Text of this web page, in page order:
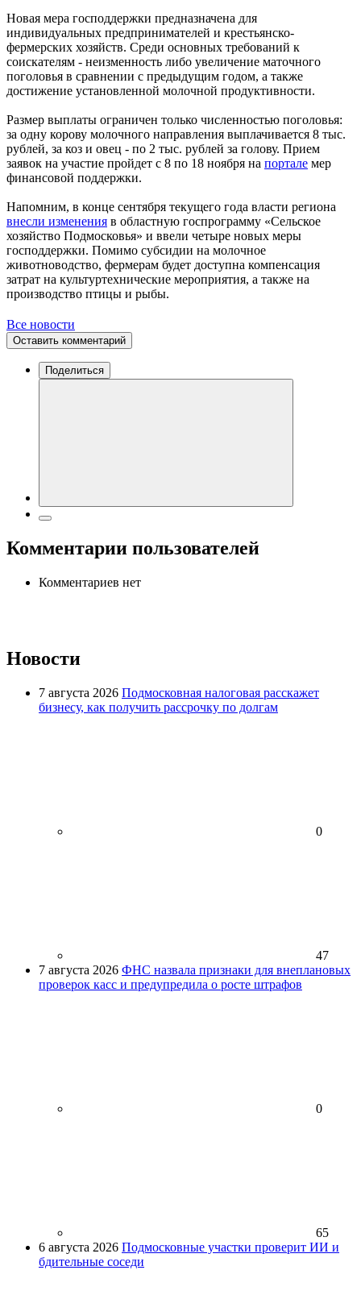
Новая мера господдержки предназначена для
индивидуальных предпринимателей и крестьянско-
фермерских хозяйств. Среди основных требований к
соискателям - неизменность либо увеличение маточного
поголовья в сравнении с предыдущим годом, а также
достижение установленной молочной продуктивности.
Размер выплаты ограничен только численностью поголовья:
за одну корову молочного направления выплачивается 8 тыс.
рублей, за коз и овец - по 2 тыс. рублей за голову. Прием
заявок на участие пройдет с 8 по 18 ноября на портале мер
финансовой поддержки.
Напомним, в конце сентября текущего года власти региона
внесли изменения в областную госпрограмму «Сельское
хозяйство Подмосковья» и ввели четыре новых меры
господдержки. Помимо субсидии на молочное
животноводство, фермерам будет доступна компенсация
затрат на культуртехнические мероприятия, а также на
производство птицы и рыбы.
Все новости
Оставить комментарий
Поделиться
Комментарии пользователей
Комментариев нет
Новости
7 августа 2026 Подмосковная налоговая расскажет
бизнесу, как получить рассрочку по долгам
0
47
7 августа 2026 ФНС назвала признаки для внеплановых
проверок касс и предупредила о росте штрафов
0
65
6 августа 2026 Подмосковные участки проверит ИИ и
бдительные соседи